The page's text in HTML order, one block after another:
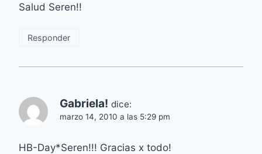
Salud Seren!!
Responder
Gabriela! dice:
marzo 14, 2010 a las 5:29 pm
HB-Day*Seren!!! Gracias x todo!